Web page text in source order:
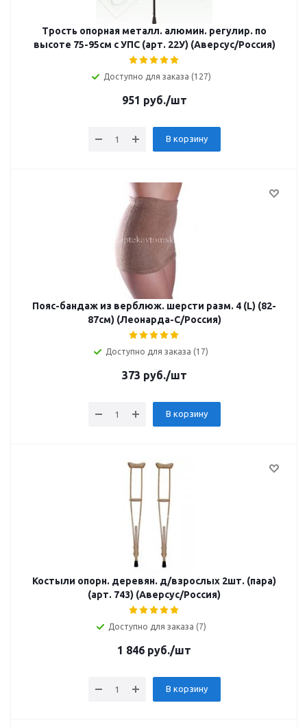
Трость опорная металл. алюмин. регулир. по
высоте 75-95см с УПС (арт. 22У) (Аверсус/Россия)
Доступно для заказа (127)
951 руб./шт
В корзину
Пояс-бандаж из верблюж. шерсти разм. 4 (L) (82-
87см) (Леонарда-С/Россия)
Доступно для заказа (17)
373 руб./шт
В корзину
Костыли опорн. деревян. д/взрослых 2шт. (пара)
(арт. 743) (Аверсус/Россия)
Доступно для заказа (7)
1 846 руб./шт
В корзину